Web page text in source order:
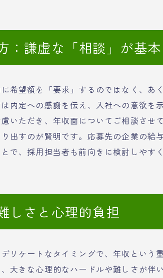
：謙虚な「相談」が基本
希望額を「要求」するのではなく、あ
内定への感謝を伝え、入社への意欲を
いただき、年収面についてご相談させ
出すのが賢明です。応募先の企業の給
で、採用担当者も前向きに検討しやすく
しさと心理的負担
リケートなタイミングで、年収という
大きな心理的なハードルや難しさが伴